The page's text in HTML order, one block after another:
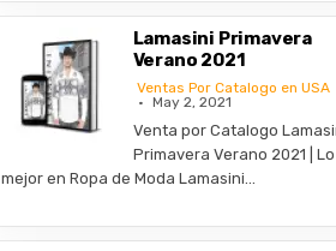
Lamasini Primavera
Verano 2021
Ventas Por Catalogo en USA
May 2, 2021
Venta por Catalogo
Primavera Verano 2021 | Lo
mejor en Ropa de Moda Lamasini…